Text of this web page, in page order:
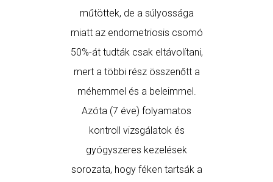
műtöttek, de a súlyossága
miatt az endometriosis csomó
50%-át tudták csak eltávolítani,
mert a többi rész összenőtt a
méhemmel és a beleimmel.
Azóta (7 éve) folyamatos
kontroll vizsgálatok és
gyógyszeres kezelések
sorozata, hogy féken tartsák a